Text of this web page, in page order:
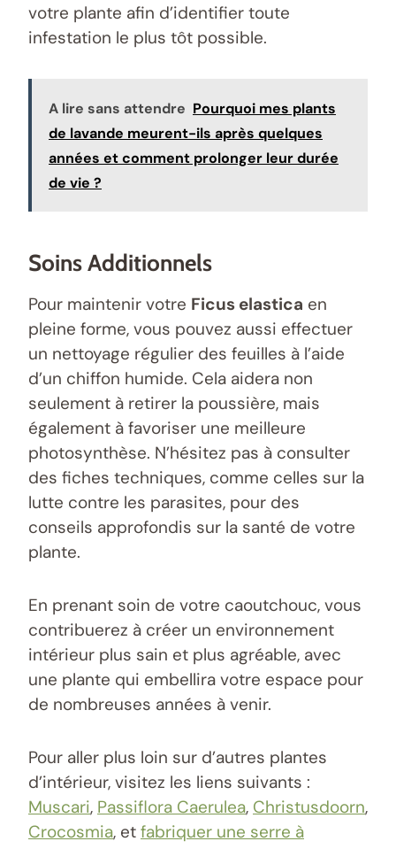
votre plante afin d’identifier toute
infestation le plus tôt possible.
A lire sans attendre Pourquoi mes plants
de lavande meurent-ils après quelques
années et comment prolonger leur durée
de vie ?
Soins Additionnels
Pour maintenir votre Ficus elastica en
pleine forme, vous pouvez aussi effectuer
un nettoyage régulier des feuilles à l’aide
d’un chiffon humide. Cela aidera non
seulement à retirer la poussière, mais
également à favoriser une meilleure
photosynthèse. N’hésitez pas à consulter
des fiches techniques, comme celles sur la
lutte contre les parasites, pour des
conseils approfondis sur la santé de votre
plante.
En prenant soin de votre caoutchouc, vous
contribuerez à créer un environnement
intérieur plus sain et plus agréable, avec
une plante qui embellira votre espace pour
de nombreuses années à venir.
Pour aller plus loin sur d’autres plantes
d’intérieur, visitez les liens suivants :
Muscari, Passiflora Caerulea, Christusdoorn,
Crocosmia, et fabriquer une serre à